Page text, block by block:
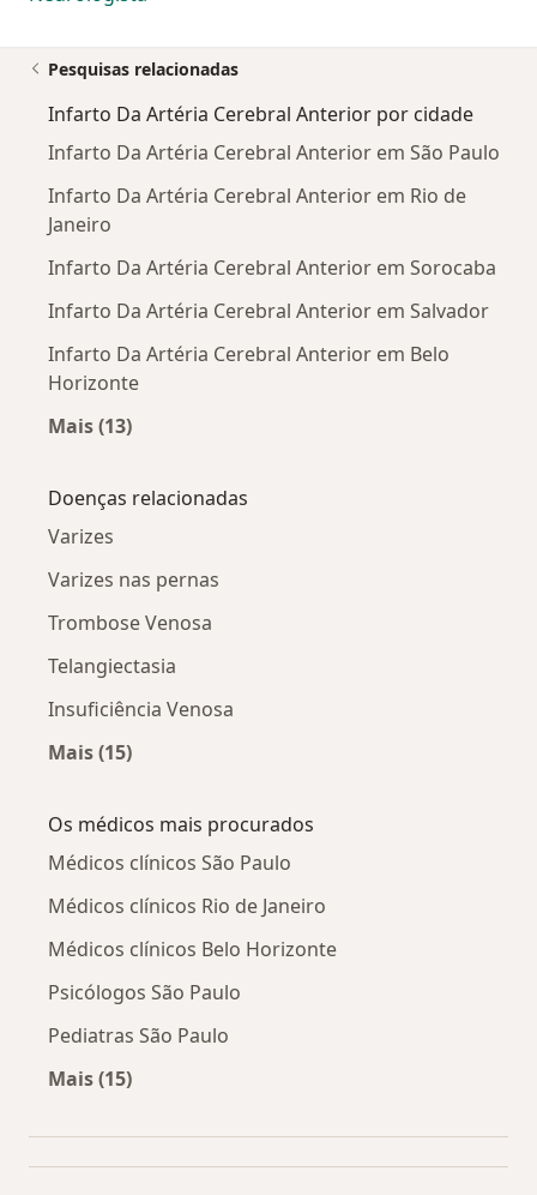
Pesquisas relacionadas
Infarto Da Artéria Cerebral Anterior por cidade
Infarto Da Artéria Cerebral Anterior em São Paulo
Infarto Da Artéria Cerebral Anterior em Rio de
Janeiro
Infarto Da Artéria Cerebral Anterior em Sorocaba
Infarto Da Artéria Cerebral Anterior em Salvador
Infarto Da Artéria Cerebral Anterior em Belo
Horizonte
Mais (13)
Doenças relacionadas
Varizes
Varizes nas pernas
Trombose Venosa
Telangiectasia
Insuficiência Venosa
Mais (15)
Os médicos mais procurados
Médicos clínicos São Paulo
Médicos clínicos Rio de Janeiro
Médicos clínicos Belo Horizonte
Psicólogos São Paulo
Pediatras São Paulo
Mais (15)